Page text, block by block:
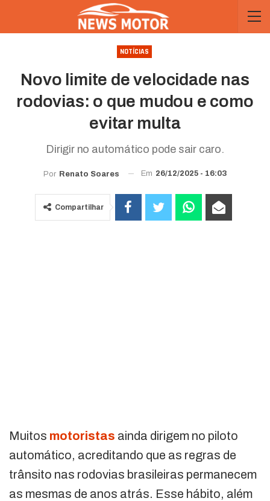
NOTÍCIAS
Novo limite de velocidade nas
rodovias: o que mudou e como
evitar multa
Dirigir no automático pode sair caro.
Por Renato Soares Em 26/12/2025 - 16:03
Compartilhar
Muitos motoristas ainda dirigem no piloto
automático, acreditando que as regras de
trânsito nas rodovias brasileiras permanecem
as mesmas de anos atrás. Esse hábito, além